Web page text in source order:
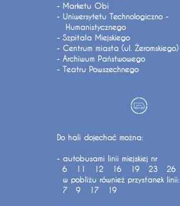
- Marketu Obi
- Uniwersytetu Technologiczno -
Humanistycznego
- Szpitala Miejskiego
- Centrum miasta (ul. Żeromskiego)
- Archiwum Państwowego
- Teatru Powszechnego
Do hali dojechać można:
- autobusami linii miejskiej nr
6 11 12 16 19 23 26
w pobliżu również przystanek linii:
7 9 17 19